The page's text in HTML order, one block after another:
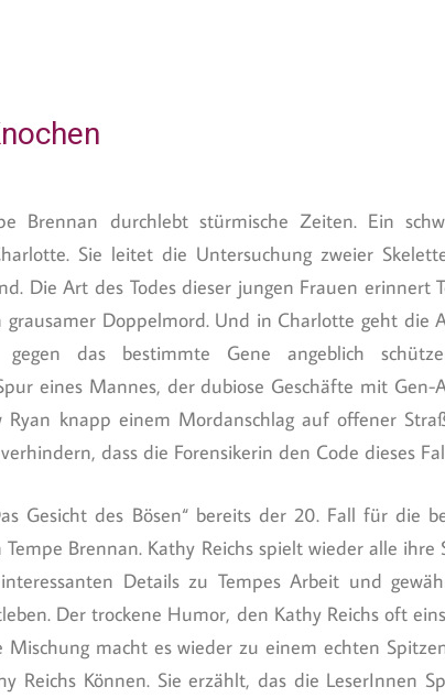
Brennan durchlebt stürmische Zeiten. Ein
Sie leitet die Untersuchung zweier
Die Art des Todes dieser jungen Frauen erinnert
Doppelmord. Und in Charlotte geht die
gegen das bestimmte Gene angeblich
eines Mannes, der dubiose Geschäfte mit Gen-
Ryan knapp einem Mordanschlag auf offener
dass die Forensikerin den Code dieses
Gesicht des Bösen“ bereits der 20. Fall für die
Brennan. Kathy Reichs spielt wieder alle ihre
Details zu Tempes Arbeit und
Der trockene Humor, den Kathy Reichs oft
Mischung macht es wieder zu einem echten
Reichs Können. Sie erzählt, das die LeserInnen